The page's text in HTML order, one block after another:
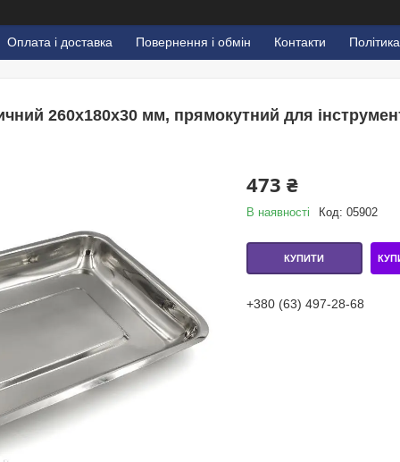
Оплата і доставка Повернення і обмін Контакти
260х180х30 мм, прямокутний для
473 ₴
В наявності Код: 05902
КУПИТИ
+380 (63) 497-28-68